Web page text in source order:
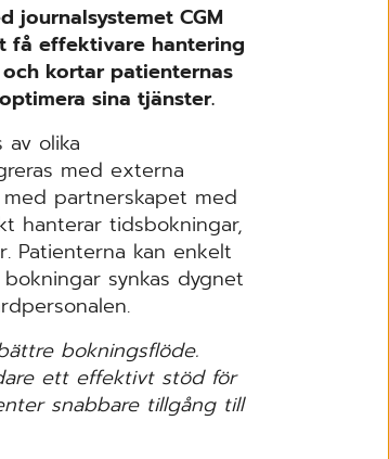
journalsystemet CGM
få effektivare hantering
kortar patienternas
sina tjänster.
av olika
med externa
partnerskapet med
hanterar tidsbokningar,
Patienterna kan enkelt
synkas dygnet
bokningsflöde.
ett effektivt stöd för
snabbare tillgång till